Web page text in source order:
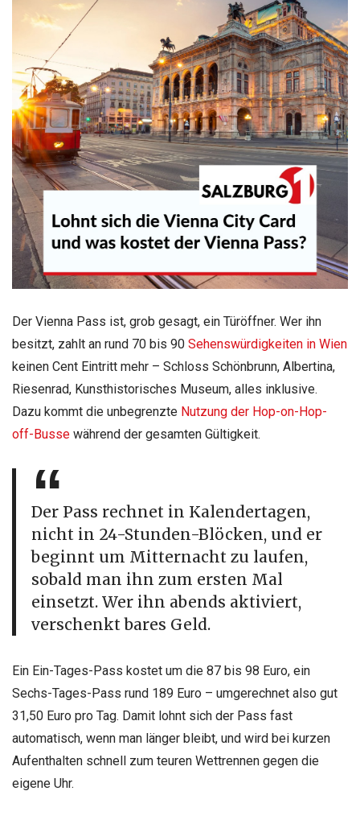
Der Vienna Pass ist, grob gesagt, ein Türöffner. Wer ihn
besitzt, zahlt an rund 70 bis 90 Sehenswürdigkeiten in Wien
keinen Cent Eintritt mehr – Schloss Schönbrunn, Albertina,
Riesenrad, Kunsthistorisches Museum, alles inklusive.
Dazu kommt die unbegrenzte Nutzung der Hop-on-Hop-
off-Busse während der gesamten Gültigkeit.
Der Pass rechnet in Kalendertagen,
nicht in 24-Stunden-Blöcken, und er
beginnt um Mitternacht zu laufen,
sobald man ihn zum ersten Mal
einsetzt. Wer ihn abends aktiviert,
verschenkt bares Geld.
Ein Ein-Tages-Pass kostet um die 87 bis 98 Euro, ein
Sechs-Tages-Pass rund 189 Euro – umgerechnet also gut
31,50 Euro pro Tag. Damit lohnt sich der Pass fast
automatisch, wenn man länger bleibt, und wird bei kurzen
Aufenthalten schnell zum teuren Wettrennen gegen die
eigene Uhr.